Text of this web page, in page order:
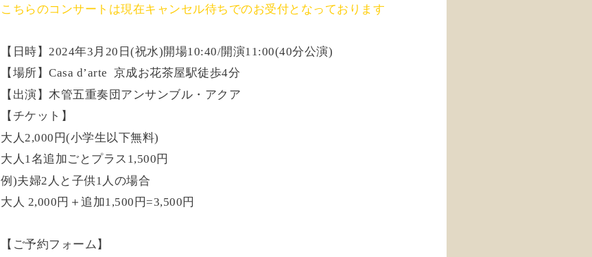
こちらのコンサートは現在キャンセル待ちでのお受付となっております
【日時】2024年3月20日(祝水)開場10:40/開演11:00(40分公演)
【場所】Casa d’arte 京成お花茶屋駅徒歩4分
【出演】木管五重奏団アンサンブル・アクア
【チケット】
大人2,000円(小学生以下無料)
大人1名追加ごとプラス1,500円
例)夫婦2人と子供1人の場合
大人 2,000円＋追加1,500円=3,500円
【ご予約フォーム】